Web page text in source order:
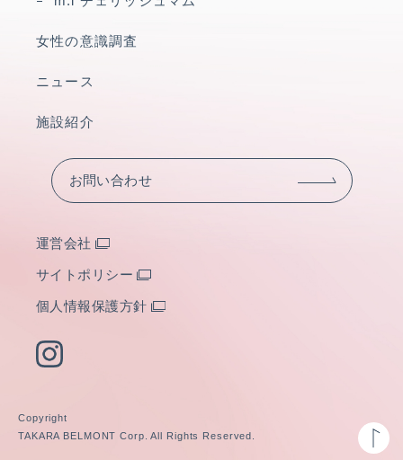
女性の意識調査
ニュース
施設紹介
お問い合わせ
運営会社
サイトポリシー
個人情報保護方針
Copyright
TAKARA BELMONT Corp. All Rights Reserved.